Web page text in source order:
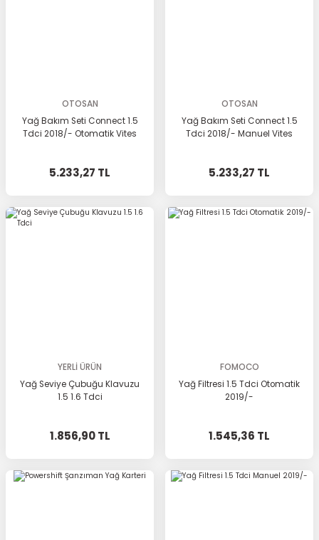
OTOSAN
Yağ Bakım Seti Connect 1.5
Tdci 2018/- Otomatik Vites
5.233,27 TL
OTOSAN
Yağ Bakım Seti Connect 1.5
Tdci 2018/- Manuel Vites
5.233,27 TL
YERLİ ÜRÜN
Yağ Seviye Çubuğu Klavuzu
1.5 1.6 Tdci
1.856,90 TL
FOMOCO
Yağ Filtresi 1.5 Tdci Otomatik
2019/-
1.545,36 TL